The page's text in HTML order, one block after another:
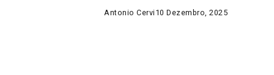
Antonio Cervi 10 Dezembro, 2025